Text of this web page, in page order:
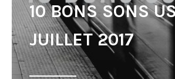
10 BONS SONS
JUILLET 2017